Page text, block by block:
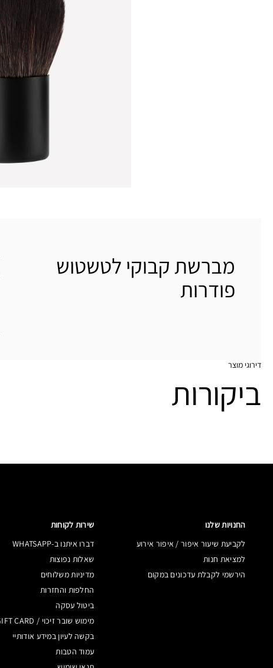
מברשת קבוקי לטשטוש
פודרות
דירוגי מוצר
ביקורות
החנויות שלנו
לקביעת שיעור איפור / איפור אירוע
למציאת חנות
הירשמי לקבלת עדכונים במקום
שירות לקוחות
דברו איתנו ב-WHATSAPP
שאלות נפוצות
מדיניות משלוחים
החלפות והחזרות
ביטול עסקה
מימוש שובר זיכוי / GIFT CARD
בקשה לעיון במידע אודותיי
עמוד הטבות